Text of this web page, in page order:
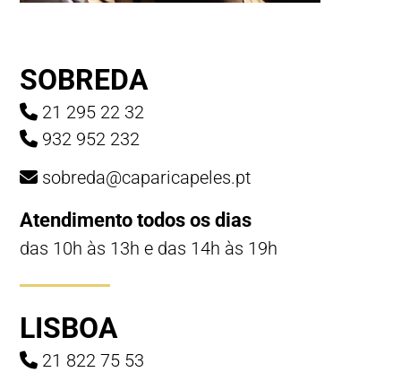
SOBREDA
21 295 22 32
932 952 232
sobreda@caparicapeles.pt
Atendimento todos os dias
das 10h às 13h e das 14h às 19h
LISBOA
21 822 75 53